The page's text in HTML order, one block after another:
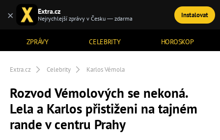
ZPRÁVY CELEBRITY HOROSKOP
TÉMATA
Extra.cz Celebrity Karlos Vémola
Rozvod Vémolových se nekoná.
Lela a Karlos přistiženi na tajném
rande v centru Prahy
× Extra.cz
Nejrychlejší zprávy v Česku — zdarma Instalovat